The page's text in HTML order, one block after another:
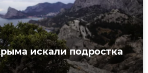
искали подростка